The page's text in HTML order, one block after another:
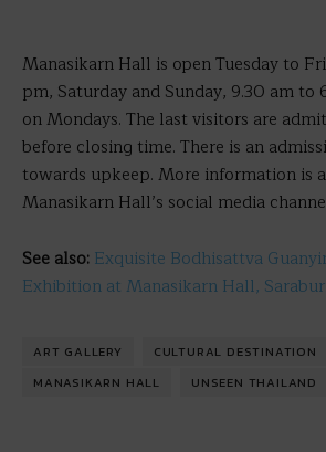
Manasikarn Hall is open Tuesday to
pm, Saturday and Sunday, 9.30 am to
on Mondays. The last visitors are
before closing time. There is an
towards upkeep. More information is
Manasikarn Hall’s social media
See also: Exquisite Bodhisattva
Exhibition at Manasikarn Hall,
ART GALLERY CULTURAL DESTINATION
MANASIKARN HALL
UNSEEN THAILAND